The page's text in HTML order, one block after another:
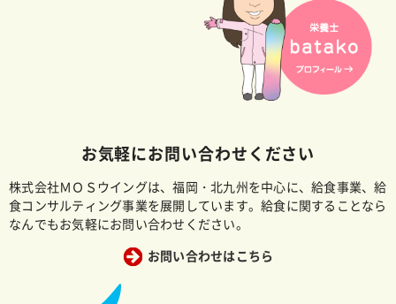
お気軽にお問い合わせください
株式会社ＭＯＳウイングは、福岡・北九州を中心に、給食事業、給
食コンサルティング事業を展開しています。給食に関することなら
なんでもお気軽にお問い合わせください。
お問い合わせはこちら